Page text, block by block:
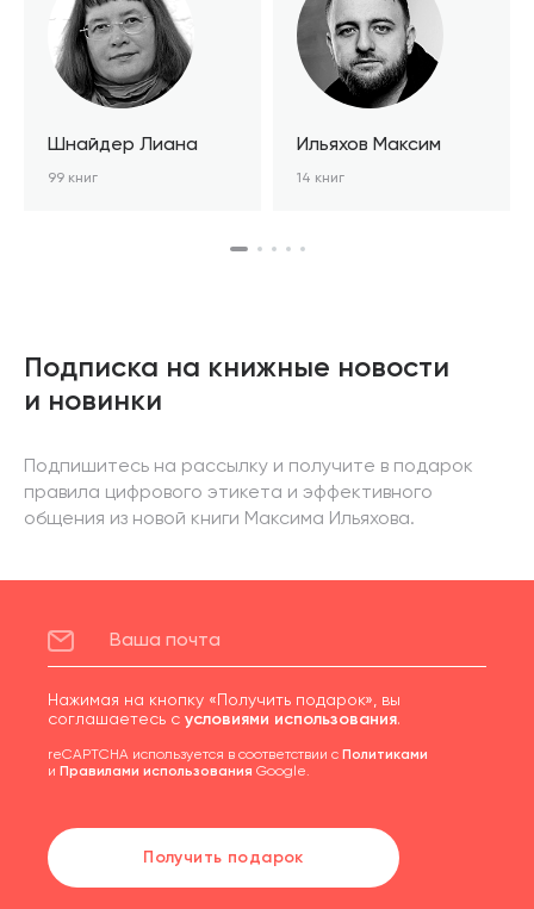
Шнайдер Лиана
99 книг
Ильяхов Максим
14 книг
Подписка на книжные новости
и новинки
Подпишитесь на рассылку и получите в подарок
правила цифрового этикета и эффективного
общения из новой книги Максима Ильяхова.
Нажимая на кнопку «Получить подарок», вы
соглашаетесь с условиями использования.
reCAPTCHA используется в соответствии с Политиками
и Правилами использования Google.
Получить подарок